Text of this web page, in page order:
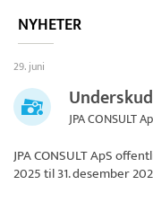
NYHETER
29. juni
JPA CONSULT
JPA CONSULT ApS
2025 til 31. desember